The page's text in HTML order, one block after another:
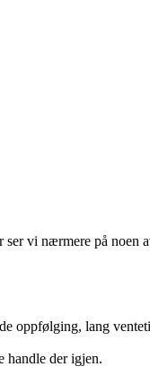
vi nærmere på noen
oppfølging, lang
handle der igjen.